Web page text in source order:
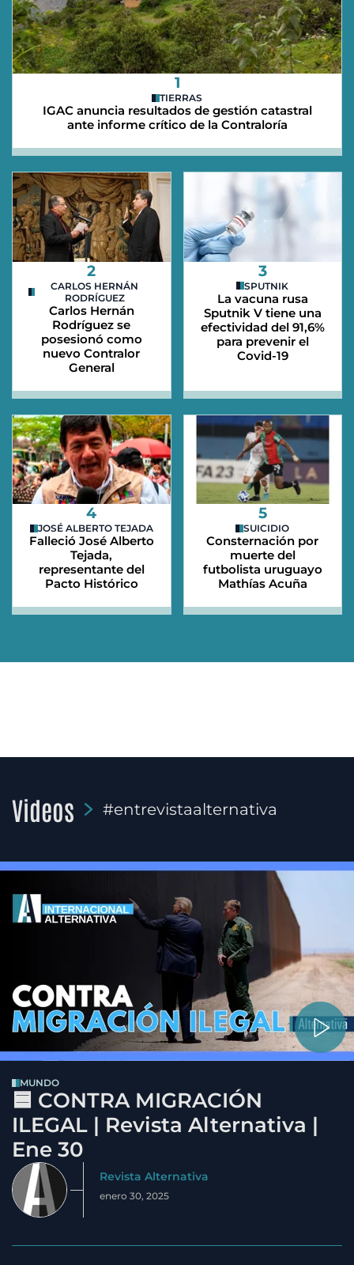
1
TIERRAS
IGAC anuncia resultados de gestión catastral
ante informe crítico de la Contraloría
2
CARLOS HERNÁN
RODRÍGUEZ
Carlos Hernán
Rodríguez se
posesionó como
nuevo Contralor
General
3
SPUTNIK
La vacuna rusa
Sputnik V tiene una
efectividad del 91,6%
para prevenir el
Covid-19
4
JOSÉ ALBERTO TEJADA
Falleció José Alberto
Tejada,
representante del
Pacto Histórico
5
SUICIDIO
Consternación por
muerte del
futbolista uruguayo
Mathías Acuña
Videos #entrevistaalternativa
MUNDO
🟦 CONTRA MIGRACIÓN
ILEGAL | Revista Alternativa |
Ene 30
Revista Alternativa
enero 30, 2025